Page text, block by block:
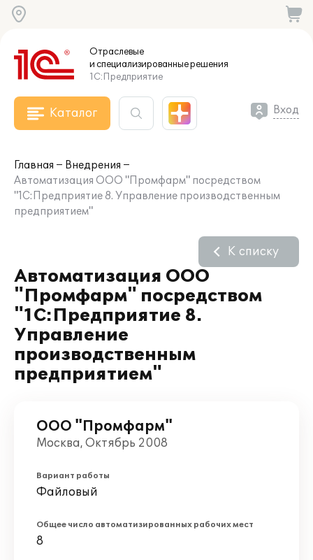
Отраслевые
и специализированныерешения
1С:Предприятие
Каталог Вход
Главная
Внедрения
Автоматизация ООО "Промфарм" посредством
"1С:Предприятие 8. Управление производственным
предприятием"
Автоматизация ООО
"Промфарм" посредством
"1С:Предприятие 8.
Управление
производственным
предприятием"
К списку
ООО "Промфарм"
Москва, Октябрь 2008
Вариант работы
Файловый
Общее число автоматизированных рабочих мест
8